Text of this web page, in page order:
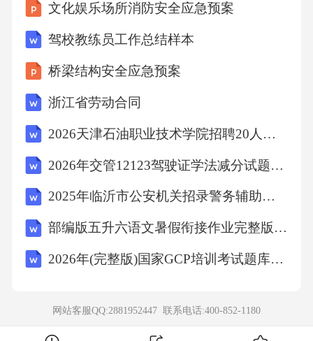
辅助电路
继电器和脱扣器
5.7……………………34
与短路保护电器的协调配合
5.8(SCPD)……………34
文化娱乐场所消防安全应急预案
驾校教练员工作总结样本
桥梁结构安全应急预案
浙江省劳动合同
2026天津石油职业技术学院招聘20人笔试题库带答案详解（B卷）
2026年交管12123驾驶证学法减分试题(含参考答案)
2025年临沂市公安机关招录警务辅助人员笔试真题
部编版五升六语文暑假衔接作业完整版 基础巩固+新知预习含答案可打印
2026年(完整版)国家GCP培训考试题库及参考答案(完整版)
网站客服QQ:2881952447 联系电话:400-852-1180